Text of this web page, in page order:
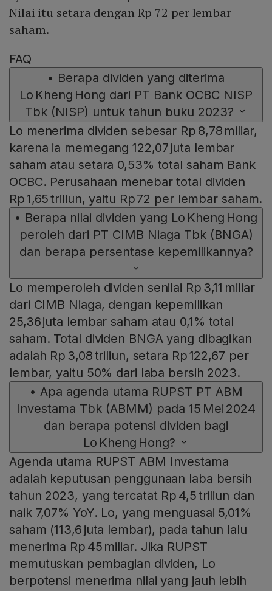
Nilai itu setara dengan Rp 72 per lembar
saham.
FAQ
• Berapa dividen yang diterima
Lo Kheng Hong dari PT Bank OCBC NISP
Tbk (NISP) untuk tahun buku 2023?
Lo menerima dividen sebesar Rp 8,78 miliar,
karena ia memegang 122,07 juta lembar
saham atau setara 0,53% total saham Bank
OCBC. Perusahaan menebar total dividen
Rp 1,65 triliun, yaitu Rp 72 per lembar saham.
• Berapa nilai dividen yang Lo Kheng Hong
peroleh dari PT CIMB Niaga Tbk (BNGA)
dan berapa persentase kepemilikannya?
Lo memperoleh dividen senilai Rp 3,11 miliar
dari CIMB Niaga, dengan kepemilikan
25,36 juta lembar saham atau 0,1% total
saham. Total dividen BNGA yang dibagikan
adalah Rp 3,08 triliun, setara Rp 122,67 per
lembar, yaitu 50% dari laba bersih 2023.
• Apa agenda utama RUPST PT ABM
Investama Tbk (ABMM) pada 15 Mei 2024
dan berapa potensi dividen bagi
Lo Kheng Hong?
Agenda utama RUPST ABM Investama
adalah keputusan penggunaan laba bersih
tahun 2023, yang tercatat Rp 4,5 triliun dan
naik 7,07% YoY. Lo, yang menguasai 5,01%
saham (113,6 juta lembar), pada tahun lalu
menerima Rp 45 miliar. Jika RUPST
memutuskan pembagian dividen, Lo
berpotensi menerima nilai yang jauh lebih